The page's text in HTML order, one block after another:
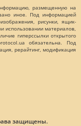
размещенную на
иное. Под информацией
рисунки, ящик-
использовании материалов,
гиперссылки открытого
обязательна. Под
рерайтинг, модификация
защищены.